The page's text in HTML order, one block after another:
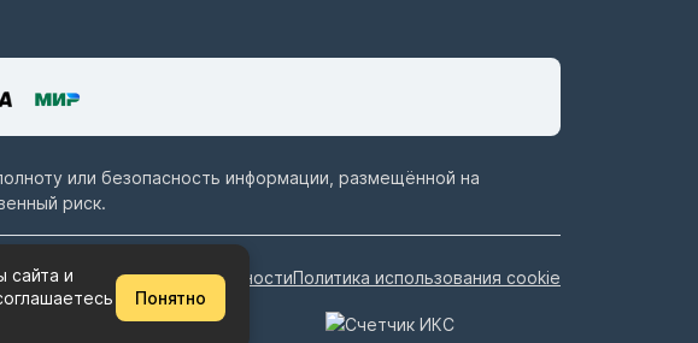
или безопасность информации, размещённой на
риск.
Политика конфиденциальностиПолитика использования cookie
сайта и
Понятно